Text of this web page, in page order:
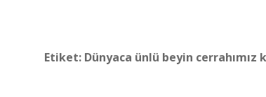
Etiket: Dünyaca ünlü beyin cerrahımız